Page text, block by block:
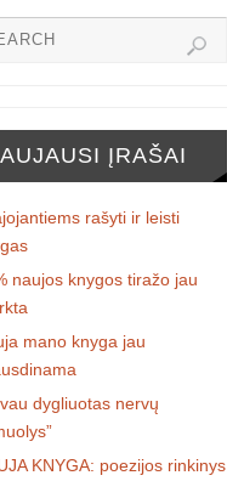
ĮRAŠAI
rašyti ir leisti
naujos knygos tiražo jau
mano knyga jau
dygliuotas nervų
KNYGA: poezijos rinkinys